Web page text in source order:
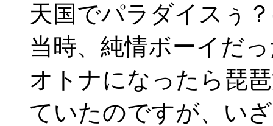
天国でパラダイスぅ
当時、純情ボーイだ
オトナになったら琵
ていたのですが、い